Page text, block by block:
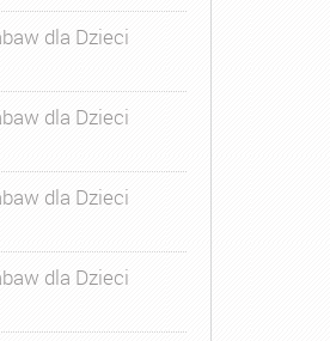
dla Dzieci
dla Dzieci
dla Dzieci
dla Dzieci